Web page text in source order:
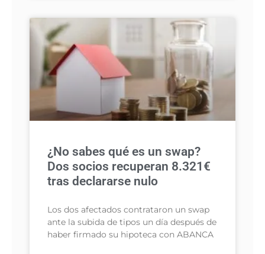
¿No sabes qué es un swap?
Dos socios recuperan 8.321€
tras declararse nulo
Los dos afectados contrataron un swap
ante la subida de tipos un día después de
haber firmado su hipoteca con ABANCA